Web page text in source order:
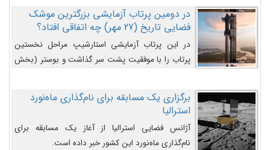
در دومین پرتاب آزمایشی بزرگترین موشک
فضایی تاریخ (27 مهر‌) چه اتفاقی افتاد؟
در این پرتاب آزمایشی استارشیپ مراحل نخستین
پرتاب را با موفقیت پشت سر گذاشت و بوستر (بخش
را وارد مسیر از پیش تعیین‌شده کند و سپس با یک
مکانیزم جدید با موفقیت از آن جدا شود. ‌
برگزاری یک مسابقه برای نام‌گذاری ماه‌نورد
استرالیا
آژانس فضایی استرالیا از آغاز یک مسابقه برای
نام‌گذاری ماه‌نورد این کشور خبر داده است.